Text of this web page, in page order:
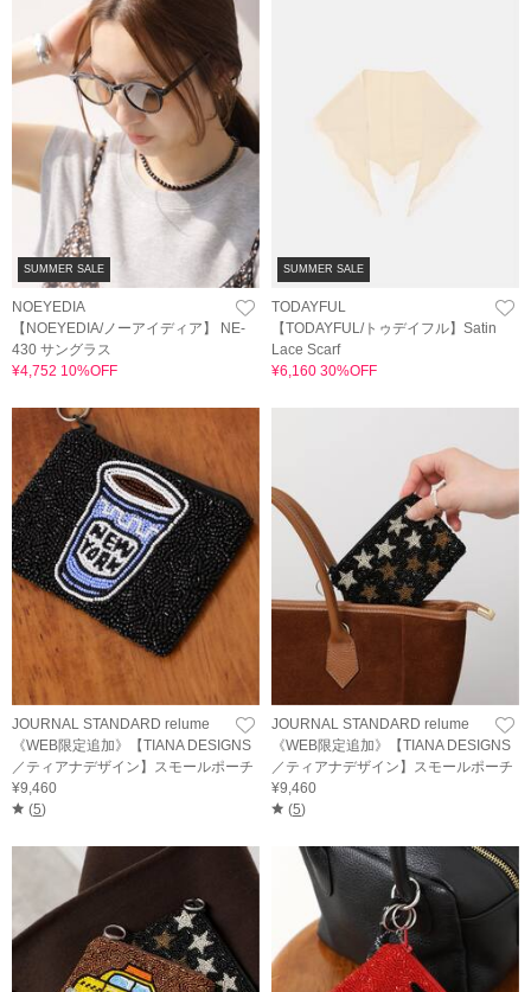
SUMMER SALE
NOEYEDIA
【NOEYEDIA/ノーアイディア】 NE-
430 サングラス
¥4,752 10%OFF
SUMMER SALE
TODAYFUL
【TODAYFUL/トゥデイフル】Satin
Lace Scarf
¥6,160 30%OFF
JOURNAL STANDARD relume
《WEB限定追加》【TIANA DESIGNS
／ティアナデザイン】スモールポーチ
¥9,460
(5)
JOURNAL STANDARD relume
《WEB限定追加》【TIANA DESIGNS
／ティアナデザイン】スモールポーチ
¥9,460
(5)